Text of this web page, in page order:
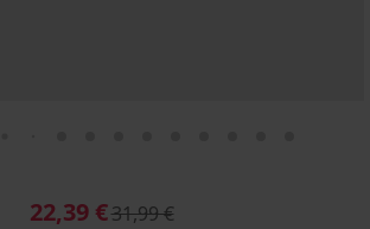
22,39 €31,99 €